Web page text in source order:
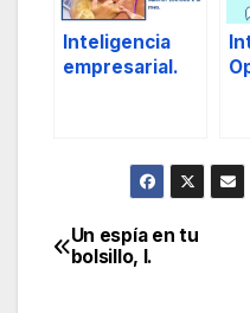
Inteligencia
empresarial.
Navegación
Un espía en tu
bolsillo, I.